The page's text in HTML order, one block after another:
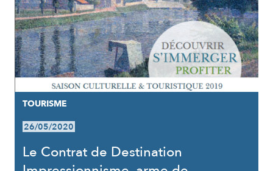
TOURISME
26/05/2020
Le Contrat de Destination